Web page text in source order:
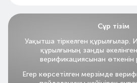
Сұр тізім
Уақытша тіркелген құрылғылар.
құрылғының заңды
верификациясынан өткенін
Егер көрсетілген мерзімде